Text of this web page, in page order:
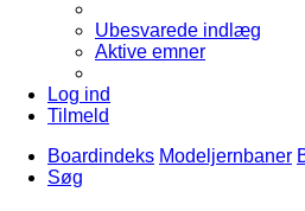
Ubesvarede indlæg
Aktive emner
Log ind
Tilmeld
Boardindeks Modeljernbaner
Søg